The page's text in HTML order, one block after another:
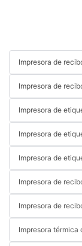
Impresora de
Impresora de
Impresora de
Impresora de
Impresora de
Impresora de
Impresora de
Impresora térmica